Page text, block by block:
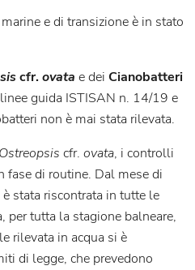
e di transizione è in stato
cfr.ovata e dei Cianobatteri
guida ISTISAN n. 14/19 e
non è mai stata rilevata.
Ostreopsis cfr. ovata, i controlli
fase di routine. Dal mese di
è stata riscontrata in tutte le
per tutta la stagione balneare,
rilevata in acqua si è
di legge, che prevedono